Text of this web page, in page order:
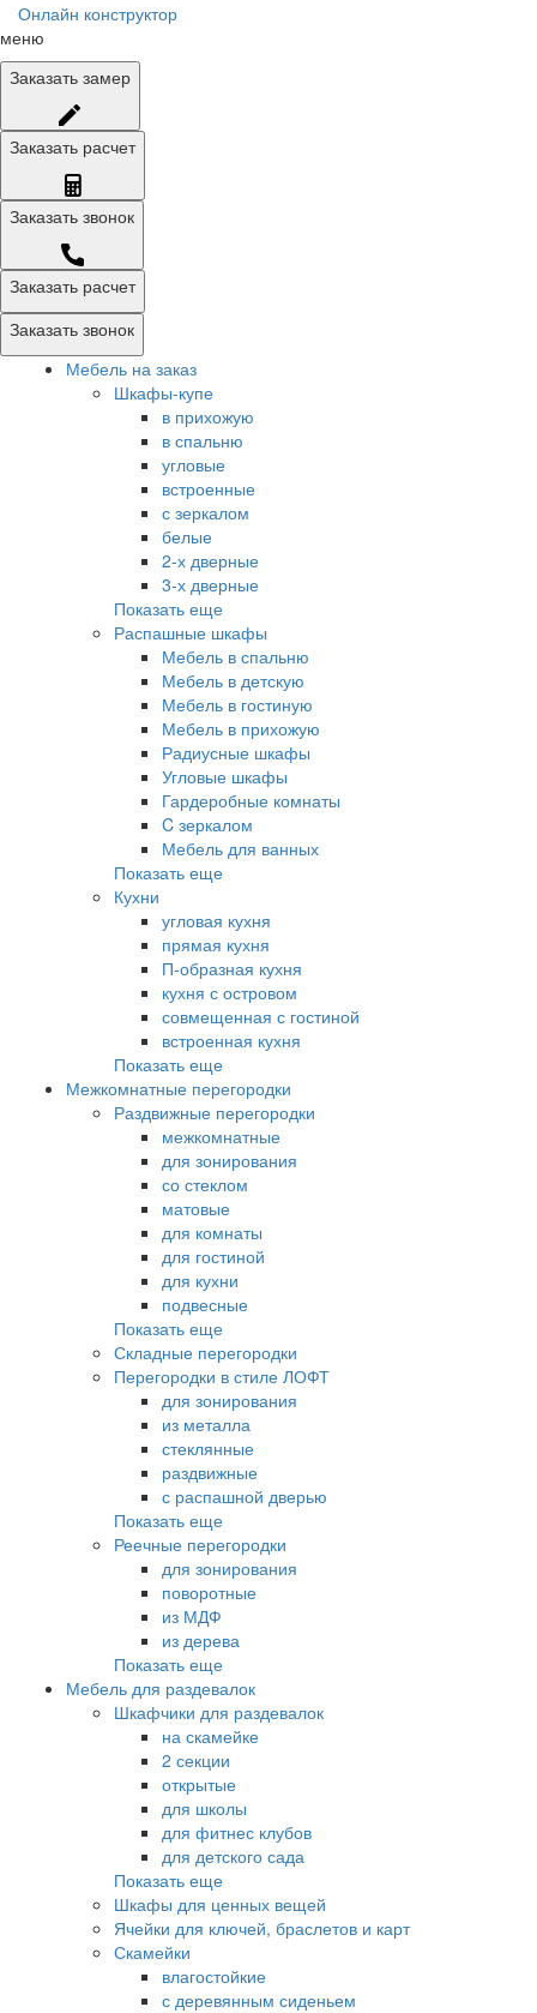
Онлайн конструктор
меню
Заказать замер
Заказать расчет
Заказать звонок
Заказать расчет
Заказать звонок
Мебель на заказ
Шкафы-купе
в прихожую
в спальню
угловые
встроенные
с зеркалом
белые
2-х дверные
3-х дверные
Показать еще
Распашные шкафы
Мебель в спальню
Мебель в детскую
Мебель в гостиную
Мебель в прихожую
Радиусные шкафы
Угловые шкафы
Гардеробные комнаты
C зеркалом
Мебель для ванных
Показать еще
Кухни
угловая кухня
прямая кухня
П-образная кухня
кухня с островом
совмещенная с гостиной
встроенная кухня
Показать еще
Межкомнатные перегородки
Раздвижные перегородки
межкомнатные
для зонирования
со стеклом
матовые
для комнаты
для гостиной
для кухни
подвесные
Показать еще
Складные перегородки
Перегородки в стиле ЛОФТ
для зонирования
из металла
стеклянные
раздвижные
с распашной дверью
Показать еще
Реечные перегородки
для зонирования
поворотные
из МДФ
из дерева
Показать еще
Мебель для раздевалок
Шкафчики для раздевалок
на скамейке
2 секции
открытые
для школы
для фитнес клубов
для детского сада
Показать еще
Шкафы для ценных вещей
Ячейки для ключей, браслетов и карт
Скамейки
влагостойкие
с деревянным сиденьем